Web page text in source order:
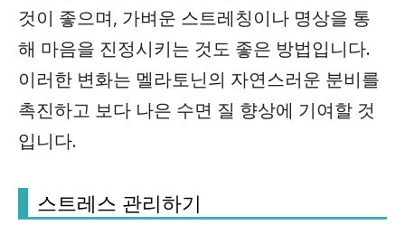
것이 좋으며, 가벼운 스트레칭이나 명상을 통
해 마음을 진정시키는 것도 좋은 방법입니다.
이러한 변화는 멜라토닌의 자연스러운 분비를
촉진하고 보다 나은 수면 질 향상에 기여할 것
입니다.
스트레스 관리하기